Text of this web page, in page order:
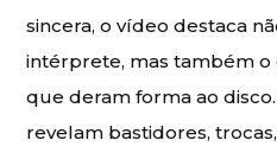
sincera, o vídeo destaca
intérprete, mas também
que deram forma ao
revelam bastidores,